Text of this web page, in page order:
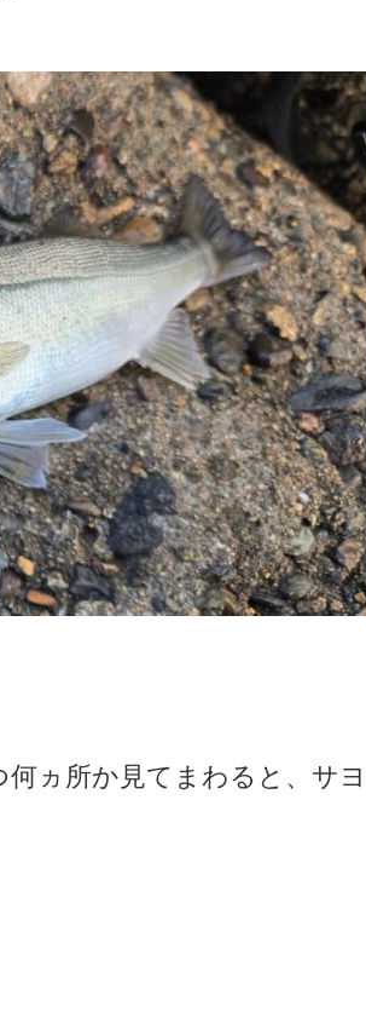
ヵ所か見てまわると、サヨ